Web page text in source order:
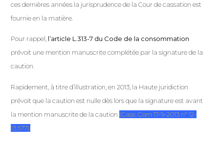
ces dernières années la jurisprudence de la Cour de cassation est
fournie en la matière.
Pour rappel, l’article L.313-7 du Code de la consommation
prévoit une mention manuscrite complétée par la signature de la
caution.
Rapidement, à titre d’illustration, en 2013, la Haute juridiction
prévoit que la caution est nulle dès lors que la signature est avant
la mention manuscrite de la caution (Cass. Com 17-9-2013 n° 12-
13.577).